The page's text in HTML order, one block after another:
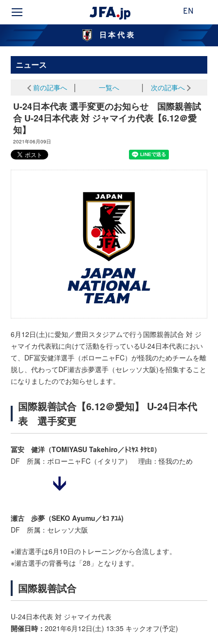
EN
日本代表
ニュース
前の記事へ 一覧へ 次の記事へ
U-24日本代表 選手変更のお知らせ 国際親善試
合 U-24日本代表 対 ジャマイカ代表【6.12＠愛
知】
2021年06月09日
6月12日(土)に愛知／豊田スタジアムで行う国際親善試合 対 ジ
ャマイカ代表戦に向けて活動を行っているU-24日本代表におい
て、DF冨安健洋選手（ボローニャFC）が怪我のためチームを離
脱し、代わってDF瀬古歩夢選手（セレッソ大阪)を招集すること
になりましたのでお知らせします。
国際親善試合【6.12＠愛知】 U-24日本代
表 選手変更
冨安 健洋（TOMIYASU Takehiro／ﾄﾐﾔｽ ﾀｹﾋﾛ）
DF 所属：ボローニャFC（イタリア） 理由：怪我のため
瀬古 歩夢（SEKO Ayumu／ｾｺ ｱﾕﾑ)
DF 所属：セレッソ大阪
※瀬古選手は6月10日のトレーニングから合流します。
※瀬古選手の背番号は「28」となります。
国際親善試合
U-24日本代表 対 ジャマイカ代表
開催日時：2021年6月12日(土) 13:35 キックオフ(予定)